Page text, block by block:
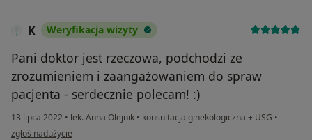
K Weryfikacja wizyty
Pani doktor jest rzeczowa, podchodzi ze
zrozumieniem i zaangażowaniem do spraw
pacjenta - serdecznie polecam! :)
13 lipca 2022 • lek. Anna Olejnik • konsultacja ginekologiczna + USG •
w opinii użytkownika K
zgłoś nadużycie